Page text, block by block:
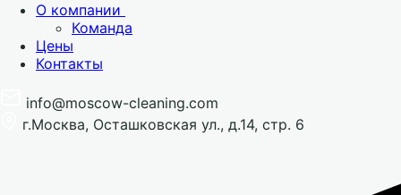
О компании
Команда
Цены
Контакты
info@moscow-cleaning.com
г.Москва, Осташковская ул., д.14, стр. 6